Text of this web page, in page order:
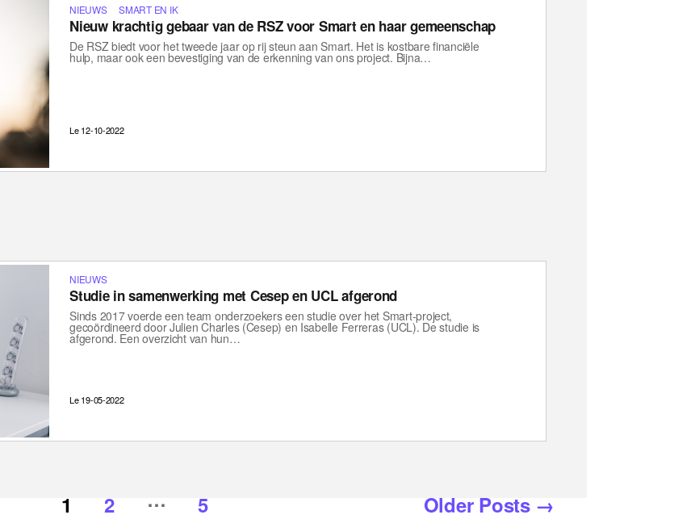
NIEUWS SMART EN IK
Nieuw krachtig gebaar van de RSZ voor Smart en haar gemeenschap
De RSZ biedt voor het tweede jaar op rij steun aan Smart. Het is kostbare financiële
hulp, maar ook een bevestiging van de erkenning van ons project. Bijna…
Le 12-10-2022
NIEUWS
Studie in samenwerking met Cesep en UCL afgerond
Sinds 2017 voerde een team onderzoekers een studie over het Smart-project,
gecoördineerd door Julien Charles (Cesep) en Isabelle Ferreras (UCL). De studie is
afgerond. Een overzicht van hun…
Le 19-05-2022
1 2 … 5 Older Posts →